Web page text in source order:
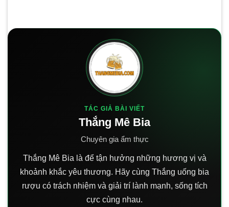
TÁC GIẢ BÀI VIẾT
Thắng Mê Bia
Chuyên gia ẩm thực
Thắng Mê Bia là để tận hưởng những hương vị và
khoảnh khắc yêu thương. Hãy cùng Thắng uống bia
rượu có trách nhiệm và giải trí lành mạnh, sống tích
cực cùng nhau.